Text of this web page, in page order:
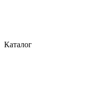
Каталог